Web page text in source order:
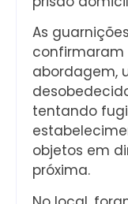
As
confirmaram
abordagem,
tentando
objetos em
próxima.